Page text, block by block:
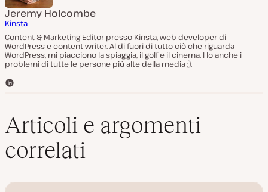
Jeremy Holcombe
Kinsta
Content & Marketing Editor presso Kinsta, web developer di
WordPress e content writer. Al di fuori di tutto ciò che riguarda
WordPress, mi piacciono la spiaggia, il golf e il cinema. Ho anche i
problemi di tutte le persone più alte della media ;).
L
e
I
n
Articoli e argomenti
correlati